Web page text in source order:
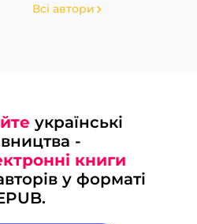
Всі автори
українські
-
книги
у форматі